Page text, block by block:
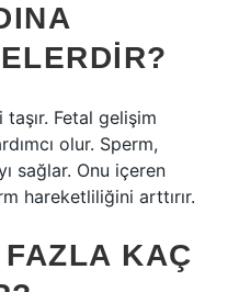
Fetal gelişim
olur. Sperm,
sağlar. Onu içeren
hareketliliğini arttırır.
KAÇ